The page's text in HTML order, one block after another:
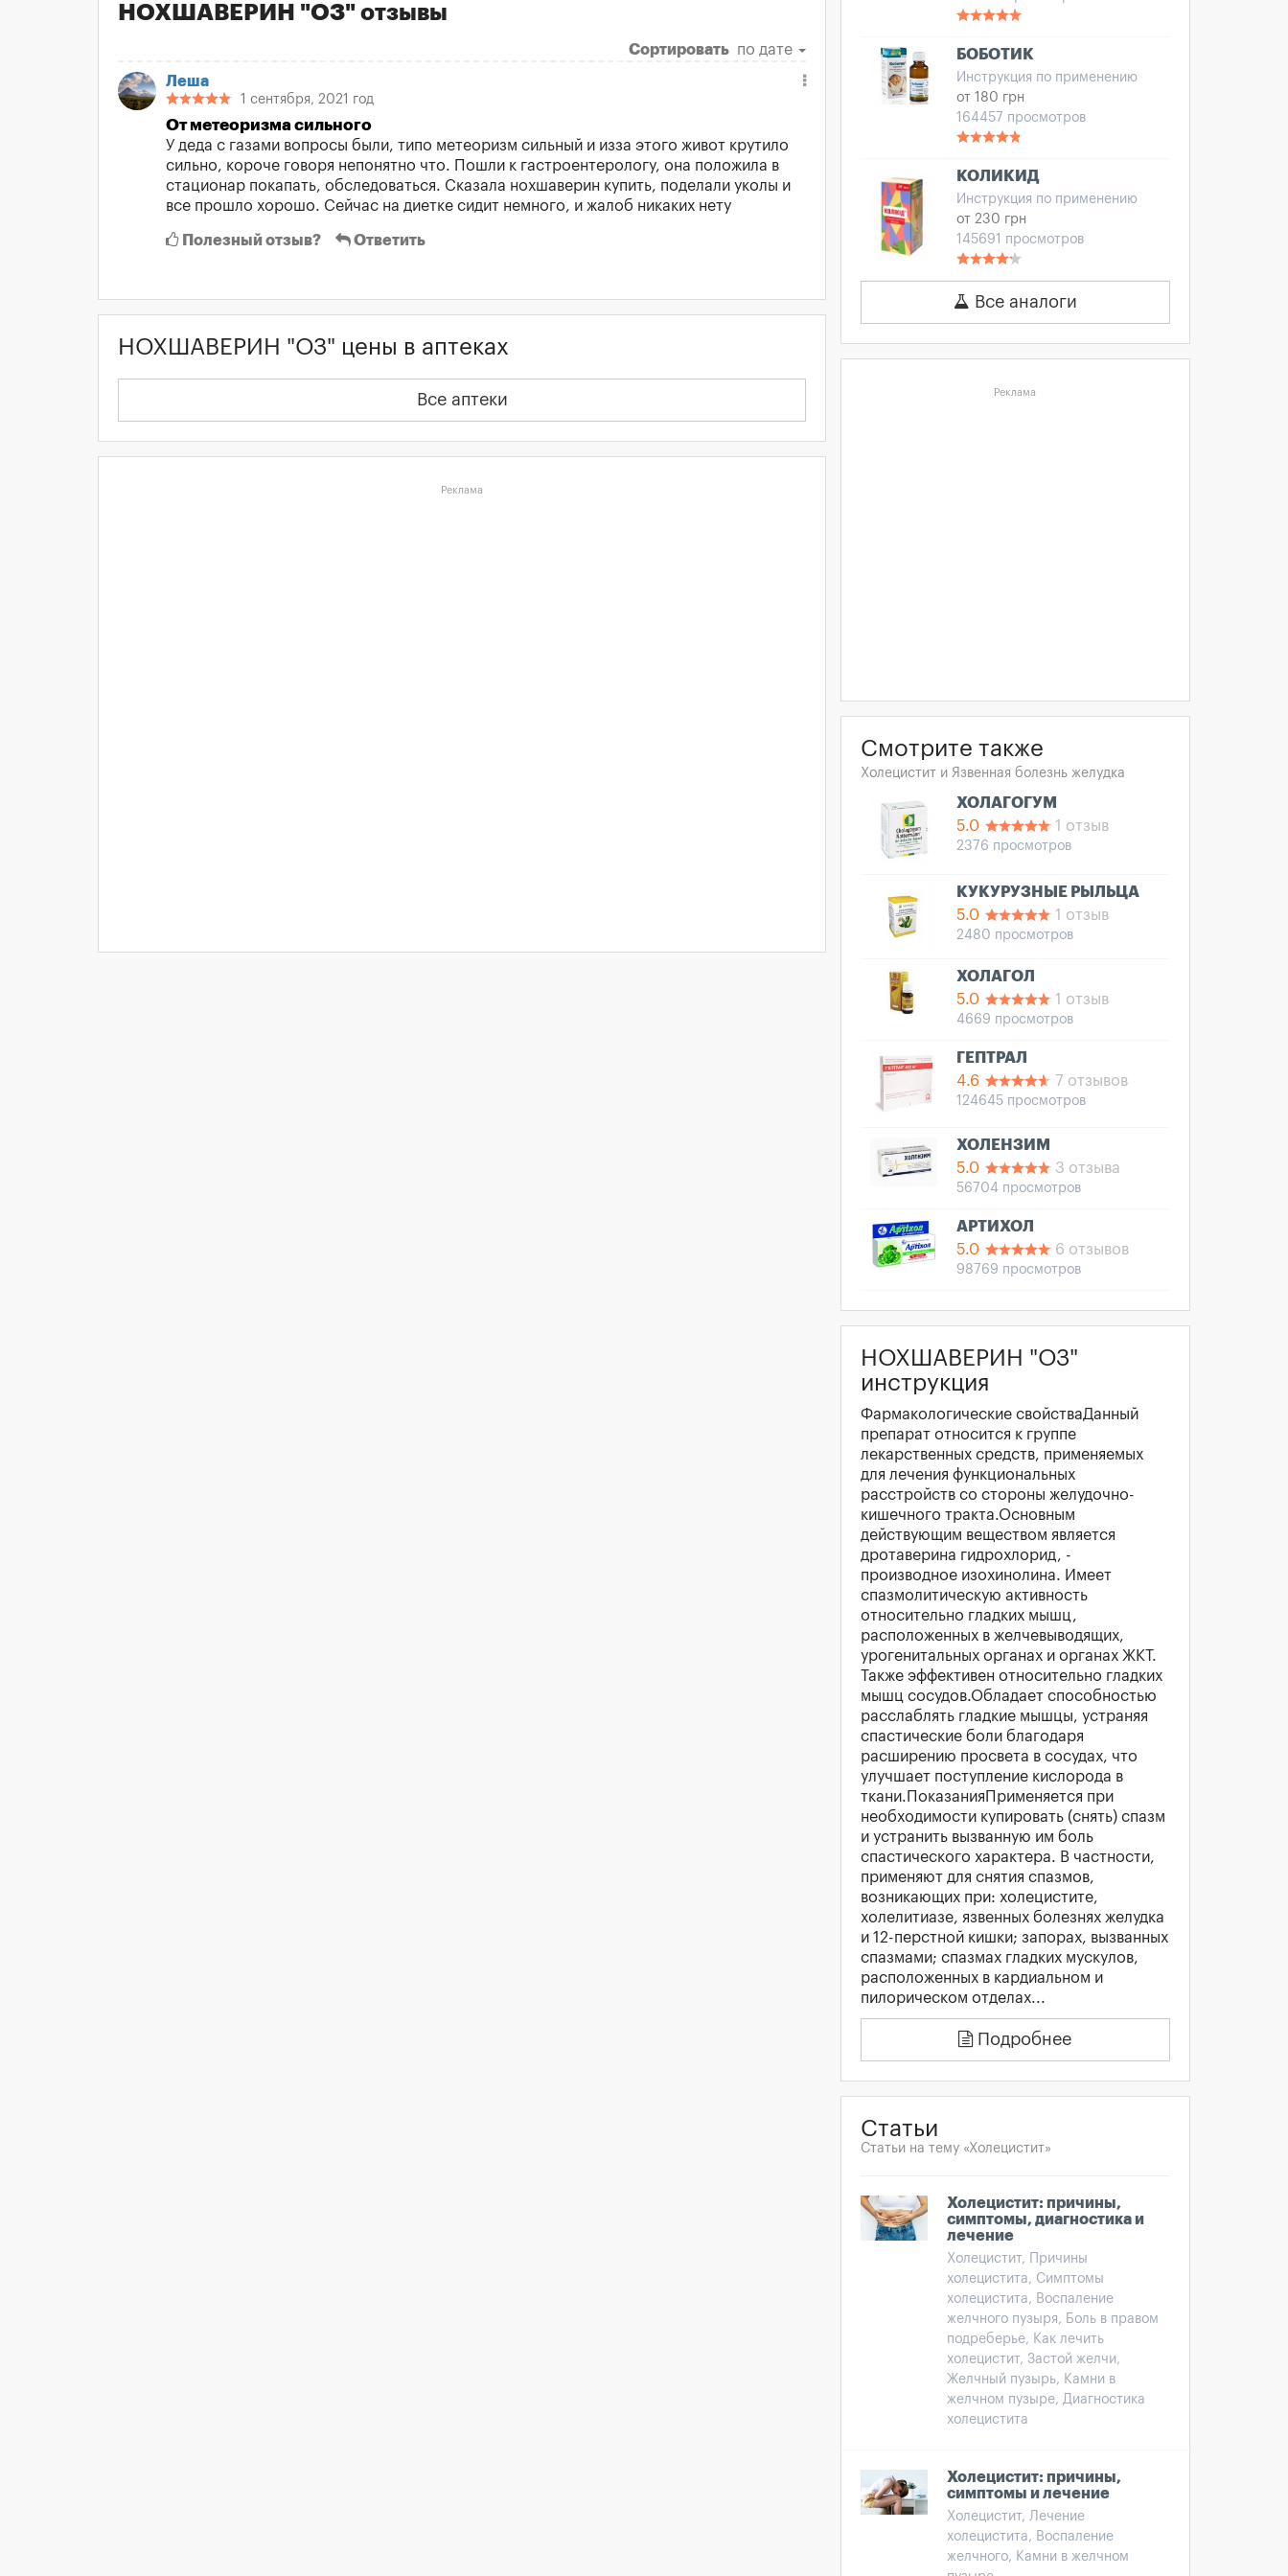
НОХШАВЕРИН "ОЗ" отзывы
Сортировать по дате
Леша
1 сентября, 2021 год
От метеоризма сильного
У деда с газами вопросы были, типо метеоризм сильный и изза этого живот крутило
сильно, короче говоря непонятно что. Пошли к гастроентерологу, она положила в
стационар покапать, обследоваться. Сказала нохшаверин купить, поделали уколы и
все прошло хорошо. Сейчас на диетке сидит немного, и жалоб никаких нету
Полезный отзыв? Ответить
НОХШАВЕРИН "ОЗ" цены в аптеках
Все аптеки
Реклама
БОБОТИК
Инструкция по применению
от 180 грн
164457 просмотров
КОЛИКИД
Инструкция по применению
от 230 грн
145691 просмотров
Все аналоги
Реклама
Смотрите также
Холецистит и Язвенная болезнь желудка
ХОЛАГОГУМ
5.0
1 отзыв
2376 просмотров
КУКУРУЗНЫЕ РЫЛЬЦА
5.0
1 отзыв
2480 просмотров
ХОЛАГОЛ
5.0
1 отзыв
4669 просмотров
ГЕПТРАЛ
4.6
7 отзывов
124645 просмотров
ХОЛЕНЗИМ
5.0
3 отзыва
56704 просмотров
АРТИХОЛ
5.0
6 отзывов
98769 просмотров
НОХШАВЕРИН "ОЗ"
инструкция
Фармакологические свойстваДанный
препарат относится к группе
лекарственных средств, применяемых
для лечения функциональных
расстройств со стороны желудочно-
кишечного тракта.Основным
действующим веществом является
дротаверина гидрохлорид, -
производное изохинолина. Имеет
спазмолитическую активность
относительно гладких мышц,
расположенных в желчевыводящих,
урогенитальных органах и органах ЖКТ.
Также эффективен относительно гладких
мышц сосудов.Обладает способностью
расслаблять гладкие мышцы, устраняя
спастические боли благодаря
расширению просвета в сосудах, что
улучшает поступление кислорода в
ткани.ПоказанияПрименяется при
необходимости купировать (снять) спазм
и устранить вызванную им боль
спастического характера. В частности,
применяют для снятия спазмов,
возникающих при: холецистите,
холелитиазе, язвенных болезнях желудка
и 12-перстной кишки; запорах, вызванных
спазмами; спазмах гладких мускулов,
расположенных в кардиальном и
пилорическом отделах...
Подробнее
Статьи
Статьи на тему «Холецистит»
Холецистит: причины,
симптомы, диагностика и
лечение
Холецистит, Причины
холецистита, Симптомы
холецистита, Воспаление
желчного пузыря, Боль в правом
подреберье, Как лечить
холецистит, Застой желчи,
Желчный пузырь, Камни в
желчном пузыре, Диагностика
холецистита
Холецистит: причины,
симптомы и лечение
Холецистит, Лечение
холецистита, Воспаление
желчного, Камни в желчном